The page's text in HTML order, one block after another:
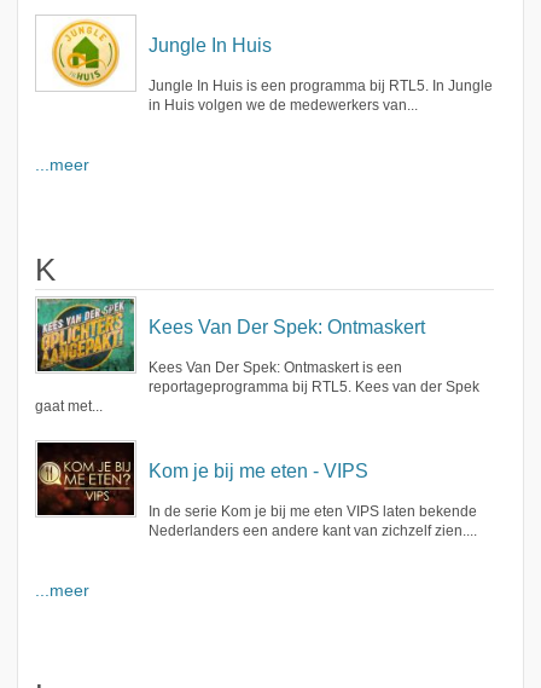
Jungle In Huis
Jungle In Huis is een programma bij RTL5. In Jungle
in Huis volgen we de medewerkers van...
...meer
K
Kees Van Der Spek: Ontmaskert
Kees Van Der Spek: Ontmaskert is een
reportageprogramma bij RTL5. Kees van der Spek
gaat met...
Kom je bij me eten - VIPS
In de serie Kom je bij me eten VIPS laten bekende
Nederlanders een andere kant van zichzelf zien....
...meer